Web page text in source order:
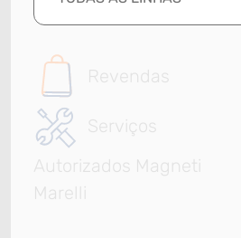
Revendas
Serviços
Autorizados Magneti
Marelli